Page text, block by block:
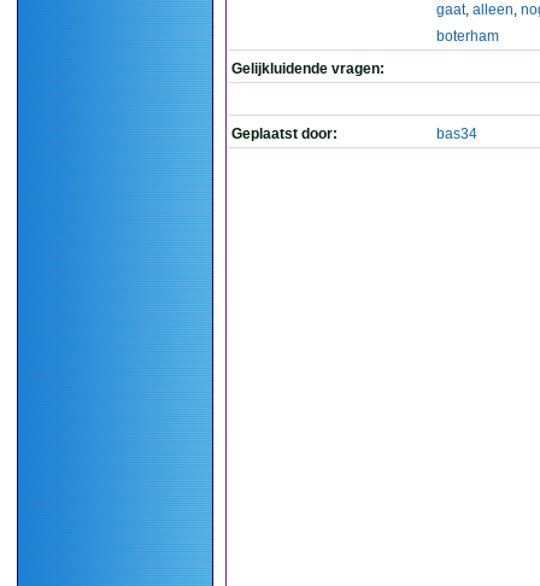
gaat, alleen,
boterham
Gelijkluidende vragen:
Geplaatst door: bas34